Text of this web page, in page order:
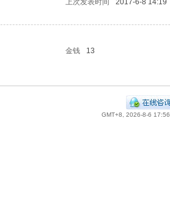
上次发表时间
2017-6-8 14:19
金钱
13
GMT+8, 2026-8-6 17:56